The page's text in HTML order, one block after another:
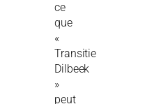
ce
que
«
Transitie
Dilbeek
»
peut